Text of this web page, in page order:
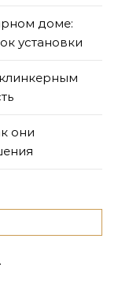
доме:
установки
они